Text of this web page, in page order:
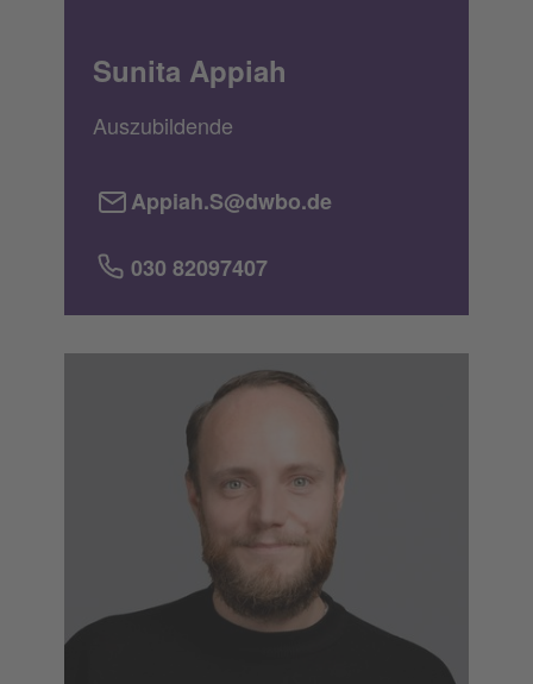
Sunita Appiah
Auszubildende
Appiah.S@dwbo.de
030 82097407